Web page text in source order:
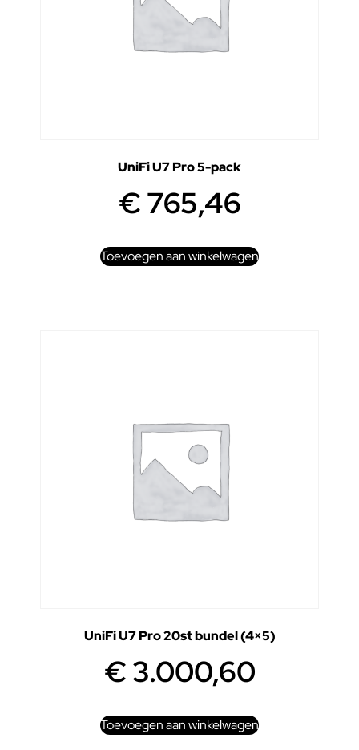
UniFi U7 Pro 5-pack
€765,46
Toevoegen aan winkelwagen
UniFi U7 Pro 20st bundel (4×5)
€3.000,60
Toevoegen aan winkelwagen